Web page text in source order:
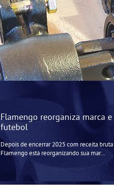
Flamengo reorganiza marca
futebol
Depois de encerrar 2025 com receita
Flamengo está reorganizando sua mar...